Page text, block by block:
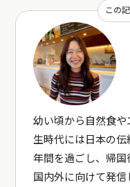
この
幼い頃から自然食
生時代には日本の伝
年間を過ごし、帰
国内外に向けて発信